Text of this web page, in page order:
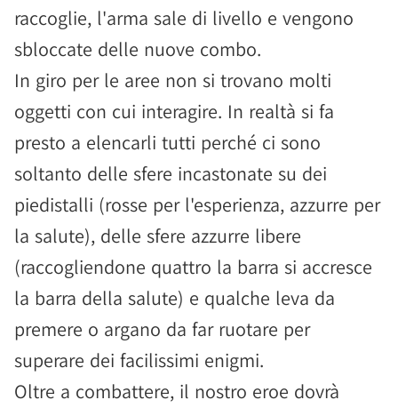
raccoglie, l'arma sale di livello e vengono
sbloccate delle nuove combo.
In giro per le aree non si trovano molti
oggetti con cui interagire. In realtà si fa
presto a elencarli tutti perché ci sono
soltanto delle sfere incastonate su dei
piedistalli (rosse per l'esperienza, azzurre per
la salute), delle sfere azzurre libere
(raccogliendone quattro la barra si accresce
la barra della salute) e qualche leva da
premere o argano da far ruotare per
superare dei facilissimi enigmi.
Oltre a combattere, il nostro eroe dovrà